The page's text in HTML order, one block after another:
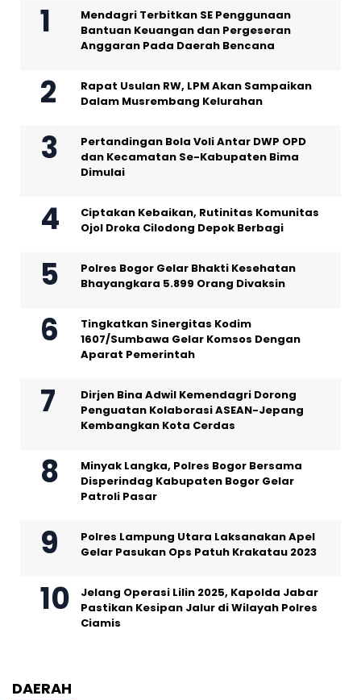
Mendagri Terbitkan SE Penggunaan
Bantuan Keuangan dan Pergeseran
Anggaran Pada Daerah Bencana
Rapat Usulan RW, LPM Akan Sampaikan
Dalam Musrembang Kelurahan
Pertandingan Bola Voli Antar DWP OPD
dan Kecamatan Se-Kabupaten Bima
Dimulai
Ciptakan Kebaikan, Rutinitas Komunitas
Ojol Droka Cilodong Depok Berbagi
Polres Bogor Gelar Bhakti Kesehatan
Bhayangkara 5.899 Orang Divaksin
Tingkatkan Sinergitas Kodim
1607/Sumbawa Gelar Komsos Dengan
Aparat Pemerintah
Dirjen Bina Adwil Kemendagri Dorong
Penguatan Kolaborasi ASEAN-Jepang
Kembangkan Kota Cerdas
Minyak Langka, Polres Bogor Bersama
Disperindag Kabupaten Bogor Gelar
Patroli Pasar
Polres Lampung Utara Laksanakan Apel
Gelar Pasukan Ops Patuh Krakatau 2023
Jelang Operasi Lilin 2025, Kapolda Jabar
Pastikan Kesipan Jalur di Wilayah Polres
Ciamis
DAERAH